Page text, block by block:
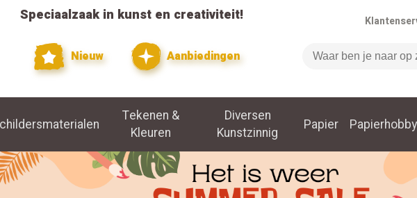
Speciaalzaak in kunst en creativiteit!
Nieuw Aanbiedingen
Zoeken
Tekenen &
Kleuren
Diversen
Kunstzinnig
Papier